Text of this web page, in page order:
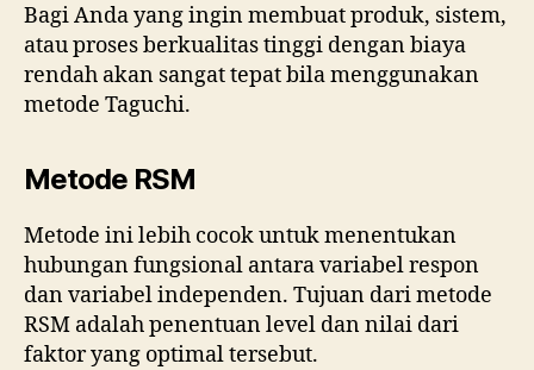
Bagi Anda yang ingin membuat produk, sistem,
atau proses berkualitas tinggi dengan biaya
rendah akan sangat tepat bila menggunakan
metode Taguchi.
Metode RSM
Metode ini lebih cocok untuk menentukan
hubungan fungsional antara variabel respon
dan variabel independen. Tujuan dari metode
RSM adalah penentuan level dan nilai dari
faktor yang optimal tersebut.